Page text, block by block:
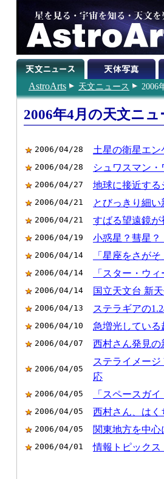
AstroArts 天文ニュース 2006
2006年4月の天文ニュ
2006/04/28 土星の衛星エ
2006/04/28 シュワスマン
2006/04/27 地球に接近する
2006/04/21 とびっきり細い
2006/04/21 すばる望遠鏡が
2006/04/19 小惑星？彗星
2006/04/14 「星座をさが
2006/04/14 「スター・ウ
2006/04/14 国立天文台 新
2006/04/13 ステラギアの
2006/04/10 急増光している
2006/04/07 西村さん発見の
2006/04/05
ステライメージ
応
2006/04/05 「スペースガ
2006/04/05 西村さん、は
2006/04/05 関東地方を中
2006/04/01 情報トピックス